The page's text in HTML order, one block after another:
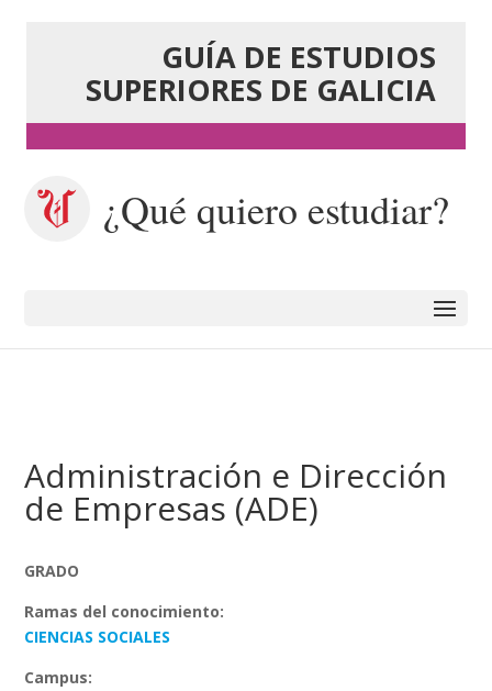
GUÍA DE ESTUDIOS
SUPERIORES DE GALICIA
¿Qué quiero estudiar?
Administración e Dirección
de Empresas (ADE)
GRADO
Ramas del conocimiento:
CIENCIAS SOCIALES
Campus: